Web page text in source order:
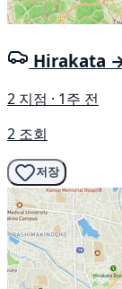
Hirakata
2 지점 · 1주 전
2 조회
저장